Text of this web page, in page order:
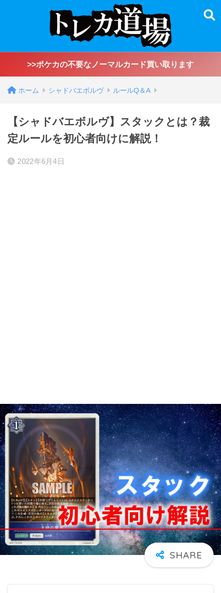
>>ポケカの不要なノーマルカード買い取ります
ホーム シャドバエボルヴ ルールQ＆A
【シャドバエボルヴ】スタックとは？裁
定ルールを初心者向けに解説！
2022年6月4日